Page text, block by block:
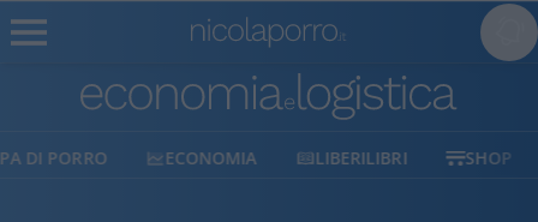
ECONOMIA LIBERILIBRI SHOP SOSTIENICI